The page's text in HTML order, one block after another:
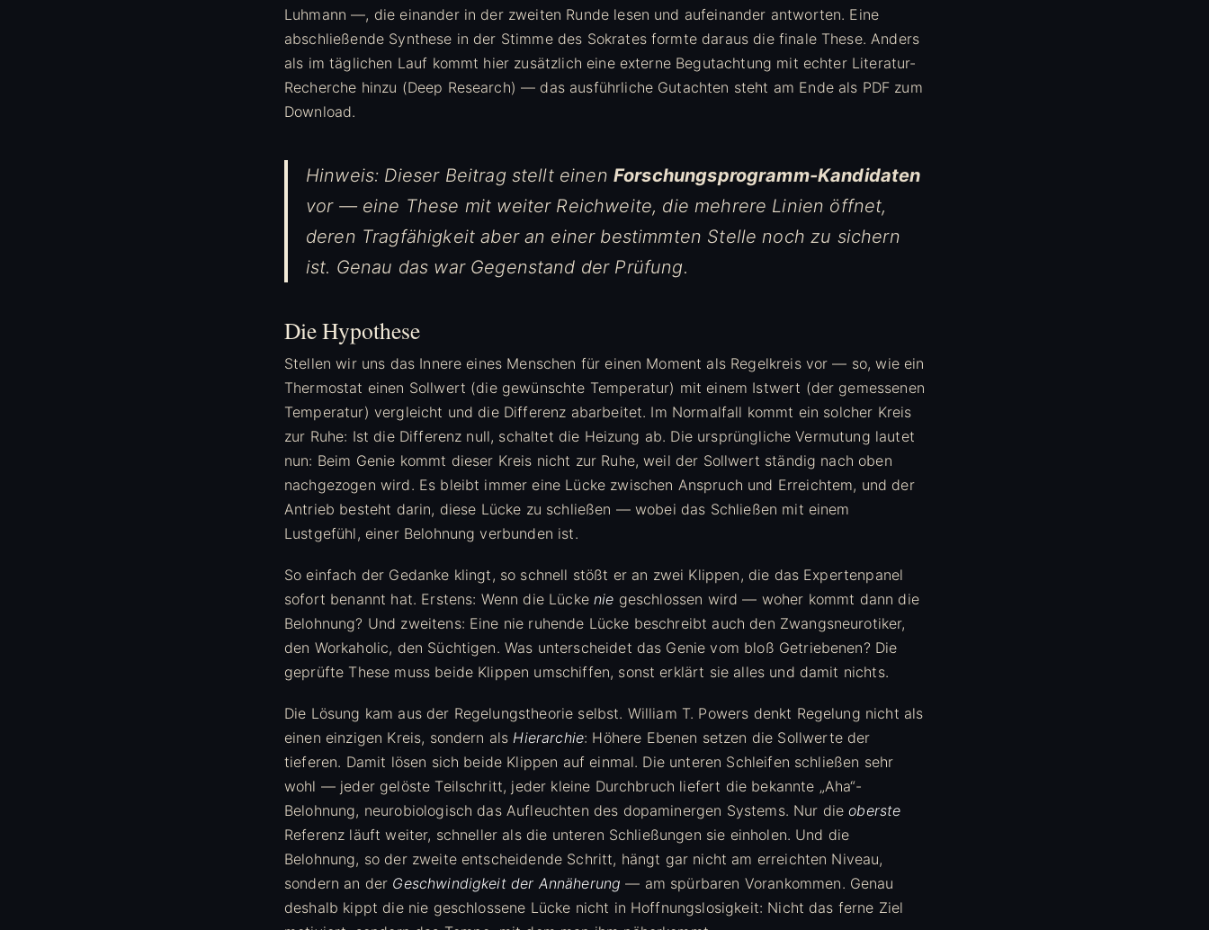
Luhmann —, die einander in der zweiten Runde lesen und aufeinander antworten. Eine
abschließende Synthese in der Stimme des Sokrates formte daraus die finale These. Anders
als im täglichen Lauf kommt hier zusätzlich eine externe Begutachtung mit echter Literatur-
Recherche hinzu (Deep Research) — das ausführliche Gutachten steht am Ende als PDF zum
Download.
Hinweis: Dieser Beitrag stellt einen Forschungsprogramm-Kandidaten
vor — eine These mit weiter Reichweite, die mehrere Linien öffnet,
deren Tragfähigkeit aber an einer bestimmten Stelle noch zu sichern
ist. Genau das war Gegenstand der Prüfung.
Die Hypothese
Stellen wir uns das Innere eines Menschen für einen Moment als Regelkreis vor — so, wie ein
Thermostat einen Sollwert (die gewünschte Temperatur) mit einem Istwert (der gemessenen
Temperatur) vergleicht und die Differenz abarbeitet. Im Normalfall kommt ein solcher Kreis
zur Ruhe: Ist die Differenz null, schaltet die Heizung ab. Die ursprüngliche Vermutung lautet
nun: Beim Genie kommt dieser Kreis nicht zur Ruhe, weil der Sollwert ständig nach oben
nachgezogen wird. Es bleibt immer eine Lücke zwischen Anspruch und Erreichtem, und der
Antrieb besteht darin, diese Lücke zu schließen — wobei das Schließen mit einem
Lustgefühl, einer Belohnung verbunden ist.
So einfach der Gedanke klingt, so schnell stößt er an zwei Klippen, die das Expertenpanel
sofort benannt hat. Erstens: Wenn die Lückenie geschlossen wird — woher kommt dann die
Belohnung? Und zweitens: Eine nie ruhende Lücke beschreibt auch den Zwangsneurotiker,
den Workaholic, den Süchtigen. Was unterscheidet das Genie vom bloß Getriebenen? Die
geprüfte These muss beide Klippen umschiffen, sonst erklärt sie alles und damit nichts.
Die Lösung kam aus der Regelungstheorie selbst. William T. Powers denkt Regelung nicht als
einen einzigen Kreis, sondern alsHierarchie: Höhere Ebenen setzen die Sollwerte der
tieferen. Damit lösen sich beide Klippen auf einmal. Die unteren Schleifen schließen sehr
wohl — jeder gelöste Teilschritt, jeder kleine Durchbruch liefert die bekannte „Aha“-
Belohnung, neurobiologisch das Aufleuchten des dopaminergen Systems. Nur dieoberste
Referenz läuft weiter, schneller als die unteren Schließungen sie einholen. Und die
Belohnung, so der zweite entscheidende Schritt, hängt gar nicht am erreichten Niveau,
sondern an der Geschwindigkeit der Annäherung — am spürbaren Vorankommen. Genau
deshalb kippt die nie geschlossene Lücke nicht in Hoffnungslosigkeit: Nicht das ferne Ziel